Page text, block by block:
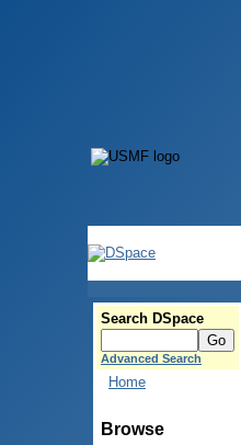
Search DSpace
Advanced Search
Home
Browse